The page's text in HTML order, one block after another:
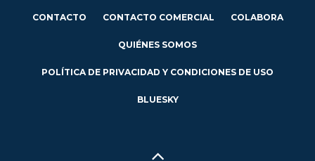
CONTACTO CONTACTO COMERCIAL COLABORA
QUIÉNES SOMOS
POLÍTICA DE PRIVACIDAD Y CONDICIONES DE USO
BLUESKY